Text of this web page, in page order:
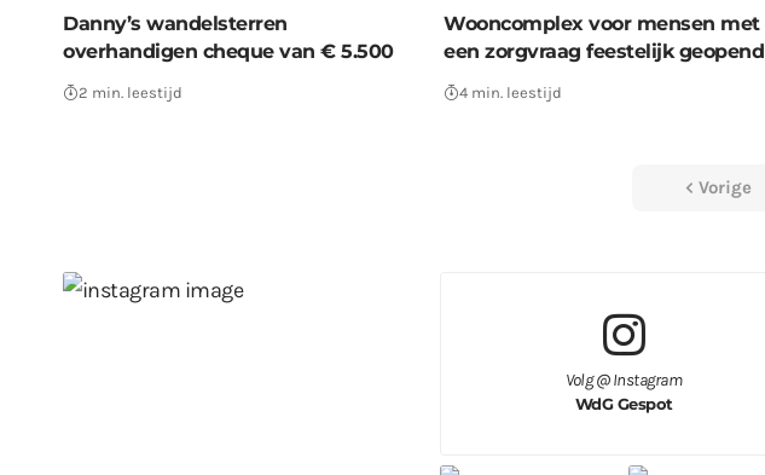
Danny’s wandelsterren
overhandigen cheque van € 5.500
2 min. leestijd
Wooncomplex voor mensen met
een zorgvraag feestelijk geopend
4 min. leestijd
Vorige
Volg @ Instagram
WdG Gespot